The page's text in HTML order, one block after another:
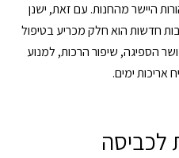
היישר מהחנות. עם זאת, ישנן
חדשות הוא חלק מכריע בטיפול
הספיגה, שיפור הרכות, למנוע
אריכות ימים.
לכביסה